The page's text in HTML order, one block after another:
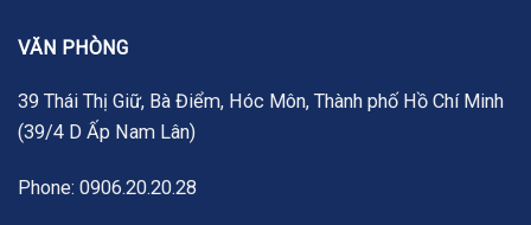
VĂN PHÒNG
39 Thái Thị Giữ, Bà Điểm, Hóc Môn, Thành phố Hồ Chí Minh
(39/4 D Ấp Nam Lân)
Phone: 0906.20.20.28